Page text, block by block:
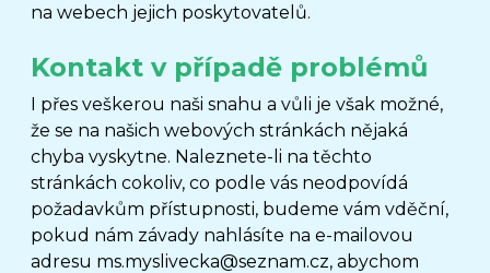
na webech jejich poskytovatelů.
Kontakt v případě problémů
I přes veškerou naši snahu a vůli je však možné,
že se na našich webových stránkách nějaká
chyba vyskytne. Naleznete-li na těchto
stránkách cokoliv, co podle vás neodpovídá
požadavkům přístupnosti, budeme vám vděční,
pokud nám závady nahlásíte na e-mailovou
adresu ms.myslivecka@seznam.cz, abychom